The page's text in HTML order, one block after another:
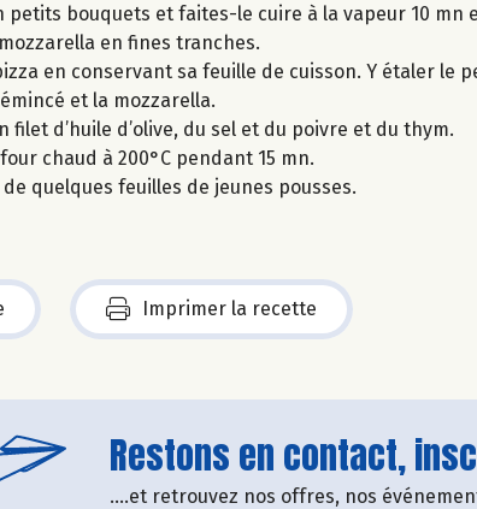
petits bouquets et faites-le cuire à la vapeur 10
en fines tranches.
en conservant sa feuille de cuisson. Y étaler le
émincé et la mozzarella.
filet d’huile d’olive, du sel et du poivre et du thym.
chaud à 200°C pendant 15 mn.
quelques feuilles de jeunes pousses.
Imprimer la recette
Restons en contact,
....et retrouvez nos offres, nos